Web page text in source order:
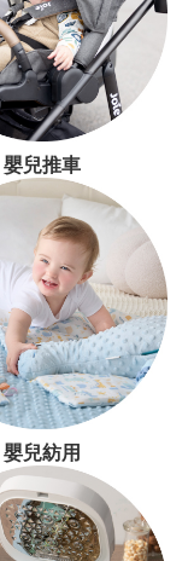
嬰兒推車
嬰兒紡用